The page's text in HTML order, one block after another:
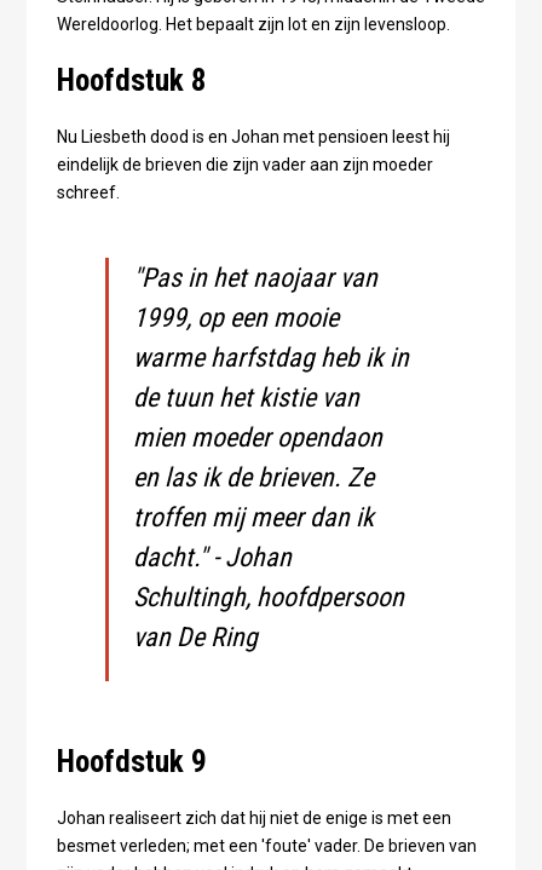
Wereldoorlog. Het bepaalt zijn lot en zijn levensloop.
Hoofdstuk 8
Nu Liesbeth dood is en Johan met pensioen leest hij
eindelijk de brieven die zijn vader aan zijn moeder
schreef.
"Pas in het naojaar van
1999, op een mooie
warme harfstdag heb ik in
de tuun het kistie van
mien moeder opendaon
en las ik de brieven. Ze
troffen mij meer dan ik
dacht." - Johan
Schultingh, hoofdpersoon
van De Ring
Hoofdstuk 9
Johan realiseert zich dat hij niet de enige is met een
besmet verleden; met een 'foute' vader. De brieven van